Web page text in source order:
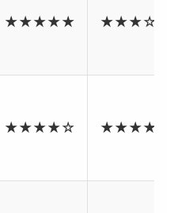
★★★★★ ★★★☆☆
★★★★☆ ★★★★★